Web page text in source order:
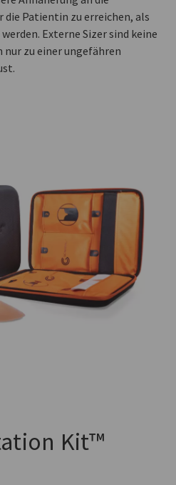
die Patientin zu erreichen, als
Externe Sizer sind keine
nur zu einer ungefähren
Kit™